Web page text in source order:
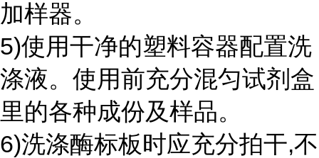
加样器。
5)使用干净的塑料容器配置洗
涤液。使用前充分混匀试剂盒
里的各种成份及样品。
6)洗涤酶标板时应充分拍干,不